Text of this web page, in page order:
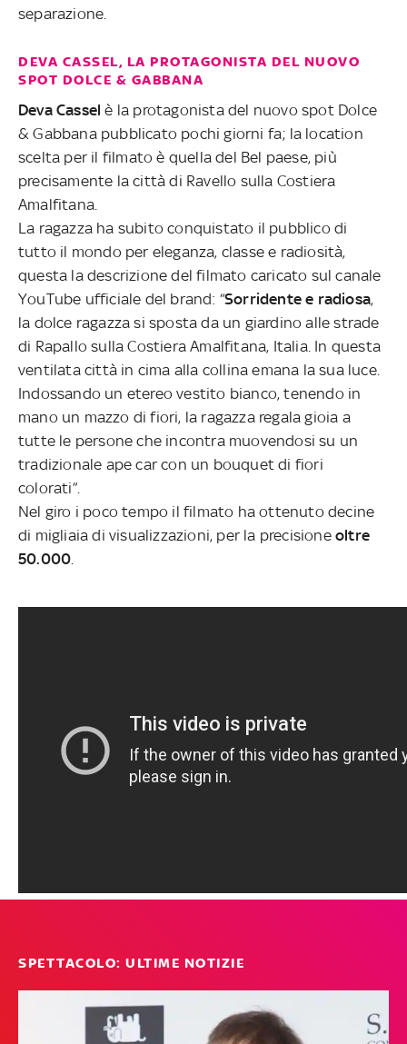
separazione.
DEVA CASSEL, LA PROTAGONISTA DEL NUOVO
SPOT DOLCE & GABBANA
Deva Cassel è la protagonista del nuovo spot Dolce
& Gabbana pubblicato pochi giorni fa; la location
scelta per il filmato è quella del Bel paese, più
precisamente la città di Ravello sulla Costiera
Amalfitana.
La ragazza ha subito conquistato il pubblico di
tutto il mondo per eleganza, classe e radiosità,
questa la descrizione del filmato caricato sul canale
YouTube ufficiale del brand: “Sorridente e radiosa,
la dolce ragazza si sposta da un giardino alle strade
di Rapallo sulla Costiera Amalfitana, Italia. In questa
ventilata città in cima alla collina emana la sua luce.
Indossando un etereo vestito bianco, tenendo in
mano un mazzo di fiori, la ragazza regala gioia a
tutte le persone che incontra muovendosi su un
tradizionale ape car con un bouquet di fiori
colorati”.
Nel giro i poco tempo il filmato ha ottenuto decine
di migliaia di visualizzazioni, per la precisioneoltre
50.000
SPETTACOLO: ULTIME NOTIZIE